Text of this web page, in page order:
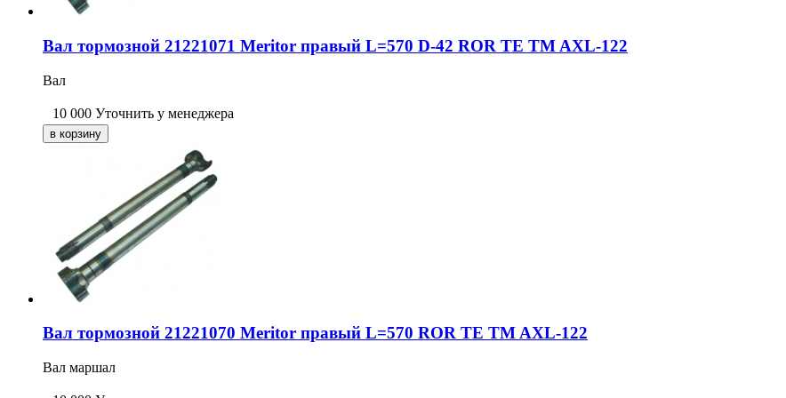
Вал тормозной 21221071 Meritor правый L=570 D-42 ROR TE TM AXL-122
Вал
10 000 Уточнить у менеджера
Вал тормозной 21221070 Meritor правый L=570 ROR TE TM AXL-122
Вал маршал